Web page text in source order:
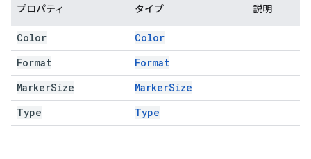
プロパティ タイプ 説明
Color
Color
Format
Format
MarkerSize MarkerSize
Type
Type